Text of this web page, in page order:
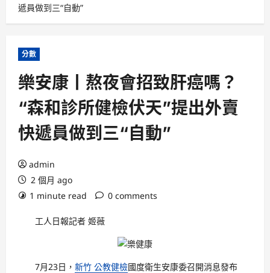
遞員做到三“自動”
分數
樂安康丨熬夜會招致肝癌嗎？
“森和診所健檢伏天”提出外賣
快遞員做到三“自動”
admin
2 個月 ago
1 minute read
0 comments
工人日報記者 姬薇
7月23日， 新竹 公教健檢國度衛生安康委召開消息發布